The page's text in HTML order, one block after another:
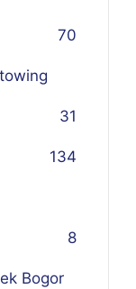
70
31
134
8
Bogor